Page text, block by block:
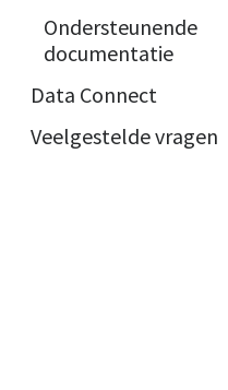
Ondersteunende
documentatie
Data Connect
Veelgestelde vragen